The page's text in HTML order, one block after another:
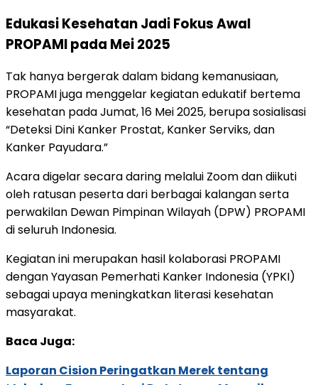
Edukasi Kesehatan Jadi Fokus Awal
PROPAMI pada Mei 2025
Tak hanya bergerak dalam bidang kemanusiaan,
PROPAMI juga menggelar kegiatan edukatif bertema
kesehatan pada Jumat, 16 Mei 2025, berupa sosialisasi
“Deteksi Dini Kanker Prostat, Kanker Serviks, dan
Kanker Payudara.”
Acara digelar secara daring melalui Zoom dan diikuti
oleh ratusan peserta dari berbagai kalangan serta
perwakilan Dewan Pimpinan Wilayah (DPW) PROPAMI
di seluruh Indonesia.
Kegiatan ini merupakan hasil kolaborasi PROPAMI
dengan Yayasan Pemerhati Kanker Indonesia (YPKI)
sebagai upaya meningkatkan literasi kesehatan
masyarakat.
Baca Juga:
Laporan Cision Peringatkan Merek tentang